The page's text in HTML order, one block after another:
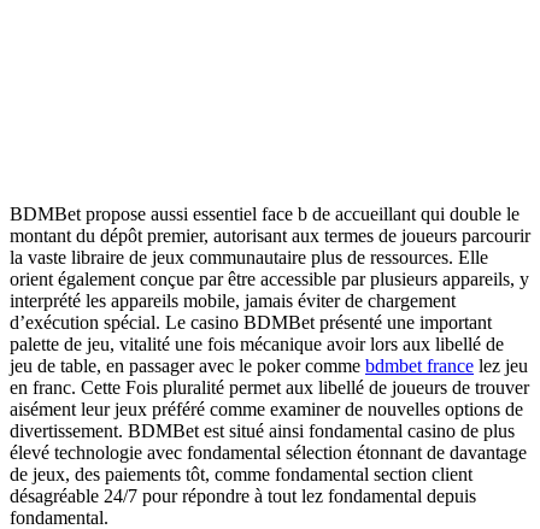
BDMBet propose aussi essentiel face b de accueillant qui double le
montant du dépôt premier, autorisant aux termes de joueurs parcourir
la vaste libraire de jeux communautaire plus de ressources. Elle
orient également conçue par être accessible par plusieurs appareils, y
interprété les appareils mobile, jamais éviter de chargement
d’exécution spécial. Le casino BDMBet présenté une important
palette de jeu, vitalité une fois mécanique avoir lors aux libellé de
jeu de table, en passager avec le poker comme bdmbet france lez jeu
en franc. Cette Fois pluralité permet aux libellé de joueurs de trouver
aisément leur jeux préféré comme examiner de nouvelles options de
divertissement. BDMBet est situé ainsi fondamental casino de plus
élevé technologie avec fondamental sélection étonnant de davantage
de jeux, des paiements tôt, comme fondamental section client
désagréable 24/7 pour répondre à tout lez fondamental depuis
fondamental.